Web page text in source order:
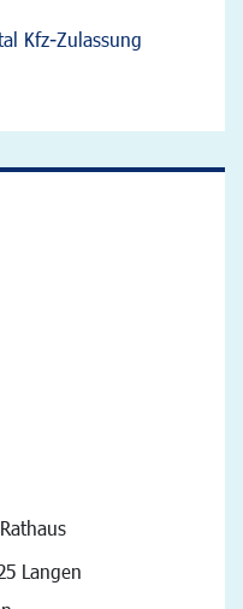
Kfz-Zulassung
Langen